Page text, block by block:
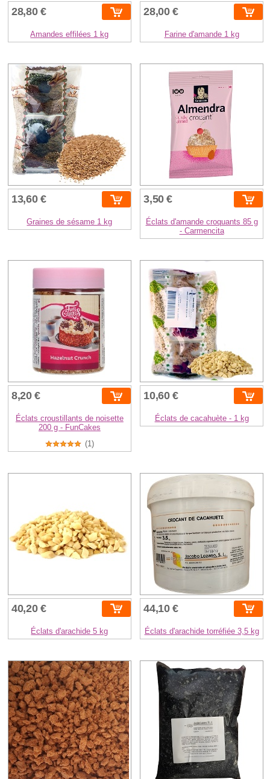
28,80 €
Amandes effilées 1 kg
28,00 €
Farine d'amande 1 kg
13,60 €
Graines de sésame 1 kg
3,50 €
Éclats d'amande croquants 85 g
- Carmencita
8,20 €
Éclats croustillants de noisette
200 g - FunCakes
(1)
10,60 €
Éclats de cacahuète - 1 kg
40,20 €
Éclats d'arachide 5 kg
44,10 €
Éclats d'arachide torréfiée 3,5 kg